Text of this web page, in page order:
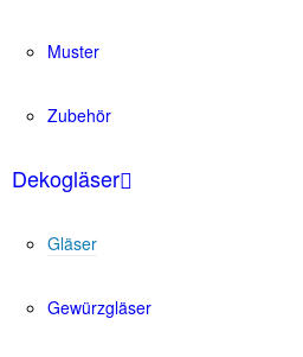
Muster
Zubehör
Dekogläser
Gläser
Gewürzgläser